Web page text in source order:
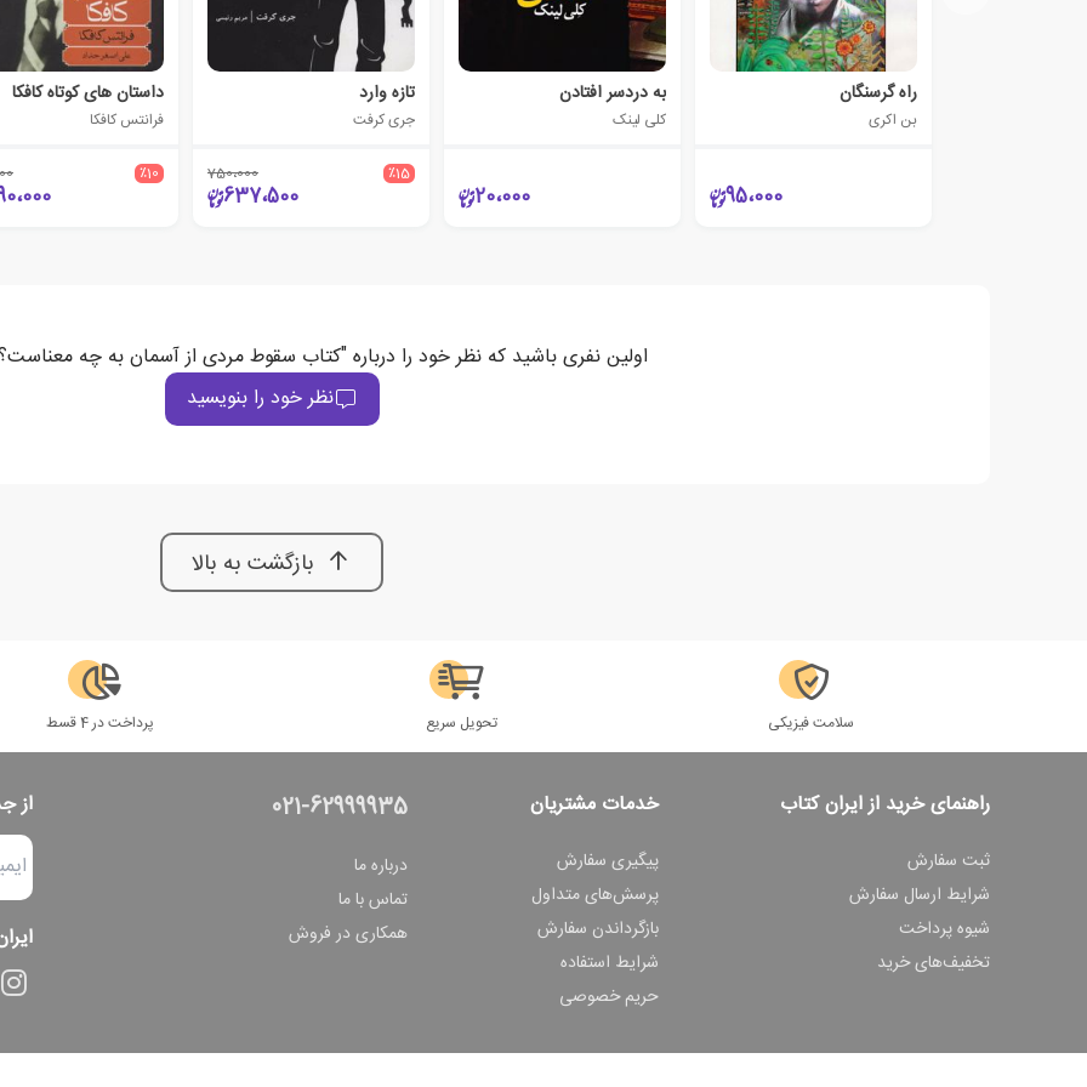
راه گرسنگان
بن اکری
95،000
به دردسر افتادن
کلی لینک
20،000
تازه وارد
جری کرفت
٪15 750،000
637،500
داستان های کوتاه کافکا
فرانتس کافکا
٪10
اولین نفری باشید که نظر خود را درباره "کتاب سقوط مردی از آسمان به چه
نظر خود را بنویسید
بازگشت به بالا
سلامت فیزیکی تحویل سریع پرداخت در 4 قسط
راهنمای خرید از ایران کتاب
ثبت سفارش
شرایط ارسال سفارش
شیوه پرداخت
تخفیف‌های خرید
خدمات مشتریان
پیگیری سفارش
پرسش‌های متداول
بازگرداندن سفارش
شرایط استفاده
حریم خصوصی
021-62999935
درباره ما
تماس با ما
همکاری در فروش
از